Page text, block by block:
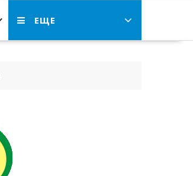
ЕЩЕ